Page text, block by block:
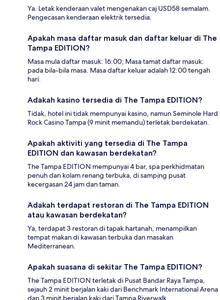
Ya. Letak kenderaan valet mengenakan caj USD58 semalam.
Pengecasan kenderaan elektrik tersedia.
Apakah masa daftar masuk dan daftar keluar di The
Tampa EDITION?
Masa mula daftar masuk: 16:00; Masa tamat daftar masuk:
pada bila-bila masa. Masa daftar keluar adalah 12:00 tengah
hari.
Adakah kasino tersedia di The Tampa EDITION?
Tidak, hotel ini tidak mempunyai kasino, namun Seminole Hard
Rock Casino Tampa (9 minit memandu) terletak berdekatan.
Apakah aktiviti yang tersedia di The Tampa
EDITION dan kawasan berdekatan?
The Tampa EDITION mempunyai 4 bar, spa perkhidmatan
penuh dan kolam renang terbuka, di samping pusat
kecergasan 24 jam dan taman.
Adakah terdapat restoran di The Tampa EDITION
atau kawasan berdekatan?
Ya, terdapat 3 restoran di tapak hartanah, menampilkan
tempat makan di kawasan terbuka dan masakan
Mediterranean.
Apakah suasana di sekitar The Tampa EDITION?
The Tampa EDITION terletak di Pusat Bandar Raya Tampa,
sejauh 2 minit berjalan kaki dari Benchmark International Arena
dan 3 minit berjalan kaki dari Tampa Riverwalk.